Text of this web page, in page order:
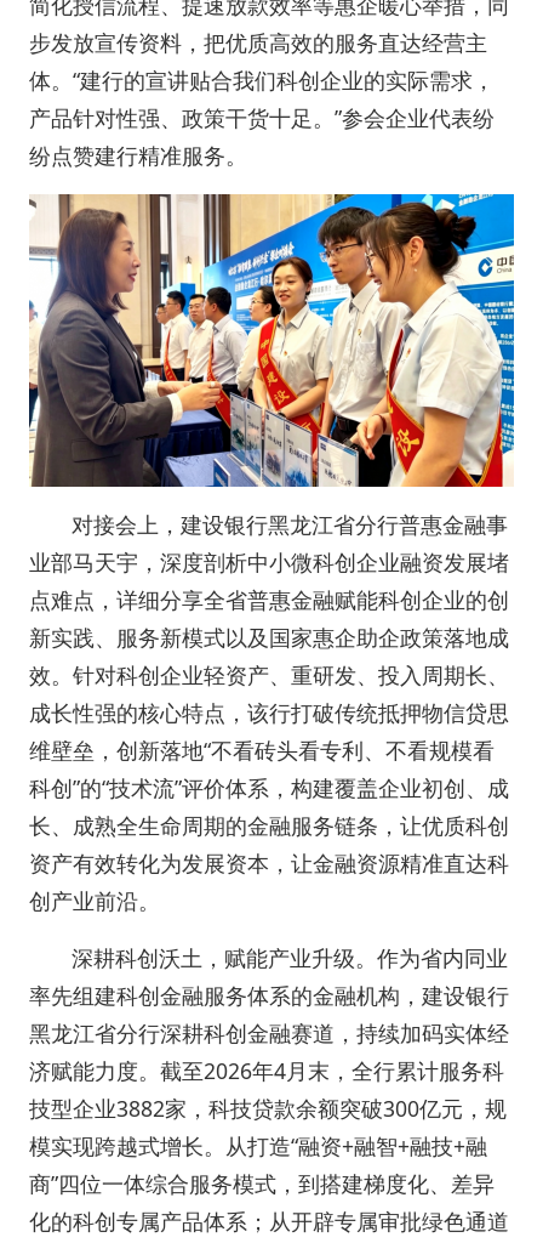
步发放宣传资料，把优质高效的服务直达经营主
体。“建行的宣讲贴合我们科创企业的实际需求，
产品针对性强、政策干货十足。”参会企业代表纷
纷点赞建行精准服务。
对接会上，建设银行黑龙江省分行普惠金融事
业部马天宇，深度剖析中小微科创企业融资发展堵
点难点，详细分享全省普惠金融赋能科创企业的创
新实践、服务新模式以及国家惠企助企政策落地成
效。针对科创企业轻资产、重研发、投入周期长、
成长性强的核心特点，该行打破传统抵押物信贷思
维壁垒，创新落地“不看砖头看专利、不看规模看
科创”的“技术流”评价体系，构建覆盖企业初创、成
长、成熟全生命周期的金融服务链条，让优质科创
资产有效转化为发展资本，让金融资源精准直达科
创产业前沿。
深耕科创沃土，赋能产业升级。作为省内同业
率先组建科创金融服务体系的金融机构，建设银行
黑龙江省分行深耕科创金融赛道，持续加码实体经
济赋能力度。截至2026年4月末，全行累计服务科
技型企业3882家，科技贷款余额突破300亿元，规
模实现跨越式增长。从打造“融资+融智+融技+融
商”四位一体综合服务模式，到搭建梯度化、差异
化的科创专属产品体系；从开辟专属审批绿色通道